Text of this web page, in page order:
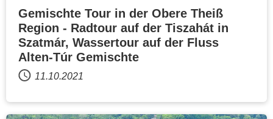
Gemischte Tour in der Obere Theiß
Region - Radtour auf der Tiszahát in
Szatmár, Wassertour auf der Fluss
Alten-Túr Gemischte
11.10.2021